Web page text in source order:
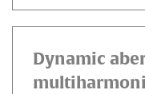
Dynamic